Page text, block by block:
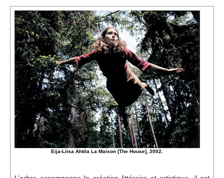
Dossiers
Événements
Sacré
Cousinages
Eija-Liisa Ahtila La Maison [The House], 2002.